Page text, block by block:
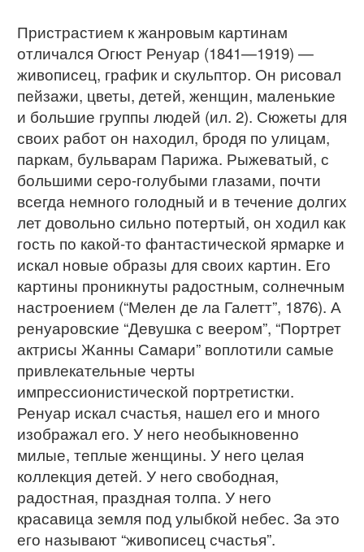
Пристрастием к жанровым картинам
отличался Огюст Ренуар (1841—1919) —
живописец, график и скульптор. Он рисовал
пейзажи, цветы, детей, женщин, маленькие
и большие группы людей (ил. 2). Сюжеты для
своих работ он находил, бродя по улицам,
паркам, бульварам Парижа. Рыжеватый, с
большими серо-голубыми глазами, почти
всегда немного голодный и в течение долгих
лет довольно сильно потертый, он ходил как
гость по какой-то фантастической ярмарке и
искал новые образы для своих картин. Его
картины проникнуты радостным, солнечным
настроением (“Мелен де ла Галетт”, 1876). А
ренуаровские “Девушка с веером”, “Портрет
актрисы Жанны Самари” воплотили самые
привлекательные черты
импрессионистической портретистки.
Ренуар искал счастья, нашел его и много
изображал его. У него необыкновенно
милые, теплые женщины. У него целая
коллекция детей. У него свободная,
радостная, праздная толпа. У него
красавица земля под улыбкой небес. За это
его называют “живописец счастья”.